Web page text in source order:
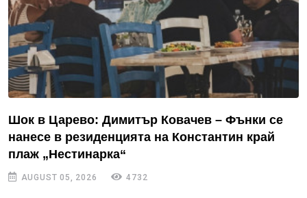
Шок в Царево: Димитър Ковачев – Фънки се
нанесе в резиденцията на Константин край
плаж „Нестинарка“
AUGUST 05, 2026 4732